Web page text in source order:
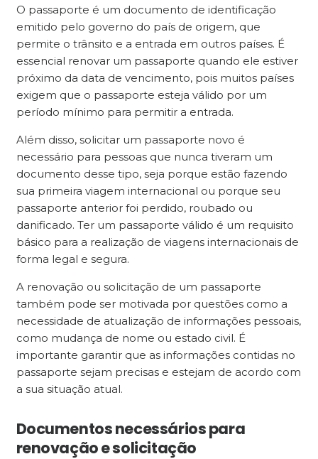
O passaporte é um documento de identificação
emitido pelo governo do país de origem, que
permite o trânsito e a entrada em outros países. É
essencial renovar um passaporte quando ele estiver
próximo da data de vencimento, pois muitos países
exigem que o passaporte esteja válido por um
período mínimo para permitir a entrada.
Além disso, solicitar um passaporte novo é
necessário para pessoas que nunca tiveram um
documento desse tipo, seja porque estão fazendo
sua primeira viagem internacional ou porque seu
passaporte anterior foi perdido, roubado ou
danificado. Ter um passaporte válido é um requisito
básico para a realização de viagens internacionais de
forma legal e segura.
A renovação ou solicitação de um passaporte
também pode ser motivada por questões como a
necessidade de atualização de informações pessoais,
como mudança de nome ou estado civil. É
importante garantir que as informações contidas no
passaporte sejam precisas e estejam de acordo com
a sua situação atual.
Documentos necessários para
renovação e solicitação